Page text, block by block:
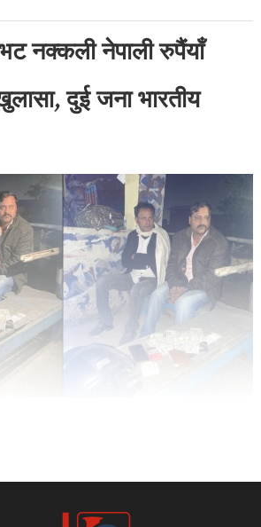
नक्कली नेपाली रुपैंयाँ
दुई जना भारतीय